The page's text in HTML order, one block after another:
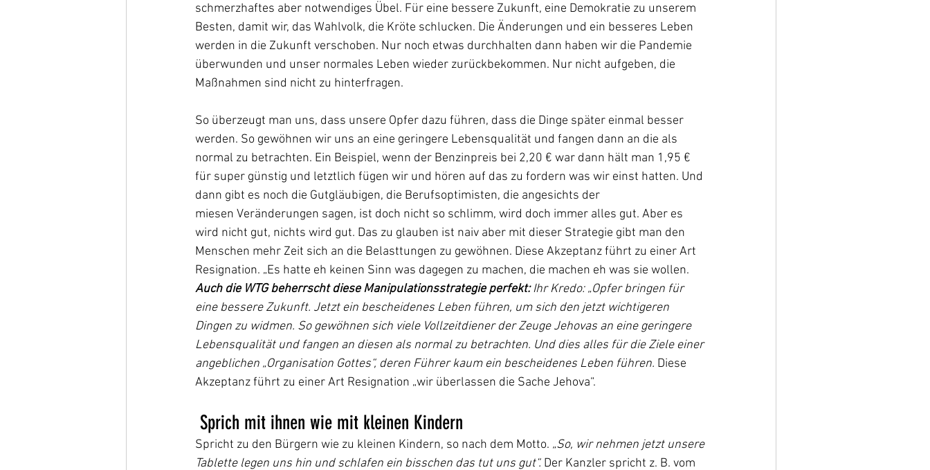
schmerzhaftes aber notwendiges Übel. Für eine bessere Zukunft, eine Demokratie zu unserem
Besten, damit wir, das Wahlvolk, die Kröte schlucken. Die Änderungen und ein besseres Leben
werden in die Zukunft verschoben. Nur noch etwas durchhalten dann haben wir die Pandemie
überwunden und unser normales Leben wieder zurückbekommen. Nur nicht aufgeben, die
Maßnahmen sind nicht zu hinterfragen.
So überzeugt man uns, dass unsere Opfer dazu führen, dass die Dinge später einmal besser
werden. So gewöhnen wir uns an eine geringere Lebensqualität und fangen dann an die als
normal zu betrachten. Ein Beispiel, wenn der Benzinpreis bei 2,20 € war dann hält man 1,95 €
für super günstig und letztlich fügen wir und hören auf das zu fordern was wir einst hatten. Und
dann gibt es noch die Gutgläubigen, die Berufsoptimisten, die angesichts der
miesen Veränderungen sagen, ist doch nicht so schlimm, wird doch immer alles gut. Aber es
wird nicht gut, nichts wird gut. Das zu glauben ist naiv aber mit dieser Strategie gibt man den
Menschen mehr Zeit sich an die Belasttungen zu gewöhnen. Diese Akzeptanz führt zu einer Art
Resignation. „Es hatte eh keinen Sinn was dagegen zu machen, die machen eh was sie wollen.
Auch die WTG beherrscht diese Manipulationsstrategie perfekt: Ihr Kredo: „Opfer bringen für
eine bessere Zukunft. Jetzt ein bescheidenes Leben führen, um sich den jetzt wichtigeren
Dingen zu widmen. So gewöhnen sich viele Vollzeitdiener der Zeuge Jehovas an eine geringere
Lebensqualität und fangen an diesen als normal zu betrachten. Und dies alles für die Ziele einer
angeblichen „Organisation Gottes“, deren Führer kaum ein bescheidenes Leben führen. Diese
Akzeptanz führt zu einer Art Resignation „wir überlassen die Sache Jehova“.
Sprich mit ihnen wie mit kleinen Kindern
Spricht zu den Bürgern wie zu kleinen Kindern, so nach dem Motto. „So, wir nehmen jetzt unsere
Tablette legen uns hin und schlafen ein bisschen das tut uns gut“. Der Kanzler spricht z. B. vom